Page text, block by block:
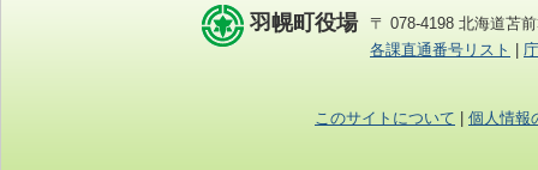
羽幌町役場
〒 078-4198 北海道苫
各課直通番号リスト
このサイトについて 個人情報